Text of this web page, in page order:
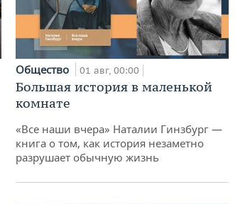
Общество 01 авг, 00:00
Большая история в маленькой
комнате
«Все наши вчера» Наталии Гинзбург —
книга о том, как история незаметно
разрушает обычную жизнь